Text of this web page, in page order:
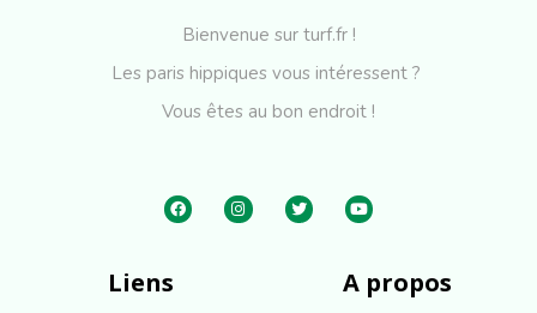
Bienvenue sur turf.fr !
Les paris hippiques vous intéressent ?
Vous êtes au bon endroit !
Liens A propos